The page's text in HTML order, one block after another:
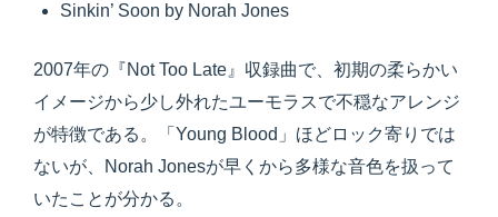
Sinkin’ Soon by Norah Jones
2007年の『Not Too Late』収録曲で、初期の柔らかい
イメージから少し外れたユーモラスで不穏なアレンジ
が特徴である。「Young Blood」ほどロック寄りでは
ないが、Norah Jonesが早くから多様な音色を扱って
いたことが分かる。